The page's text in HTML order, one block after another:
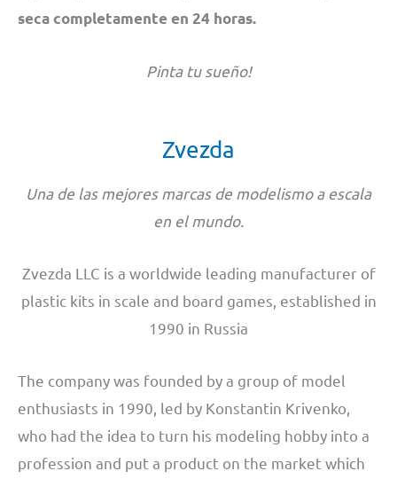
seca completamente en 24 horas.
Pinta tu sueño!
Zvezda
Una de las mejores marcas de modelismo a escala
en el mundo.
Zvezda LLC is a worldwide leading manufacturer of
plastic kits in scale and board games, established in
1990 in Russia
The company was founded by a group of model
enthusiasts in 1990, led by Konstantin Krivenko,
who had the idea to turn his modeling hobby into a
profession and put a product on the market which